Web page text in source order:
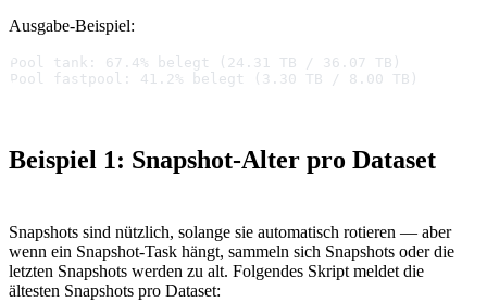
Ausgabe-Beispiel:
Pool tank: 67.4% belegt (24.31 TB / 36.07 TB)
Pool fastpool: 41.2% belegt (3.30 TB / 8.00 TB)
Beispiel 1: Snapshot-Alter pro Dataset
Snapshots sind nützlich, solange sie automatisch rotieren — aber
wenn ein Snapshot-Task hängt, sammeln sich Snapshots oder die
letzten Snapshots werden zu alt. Folgendes Skript meldet die
ältesten Snapshots pro Dataset: